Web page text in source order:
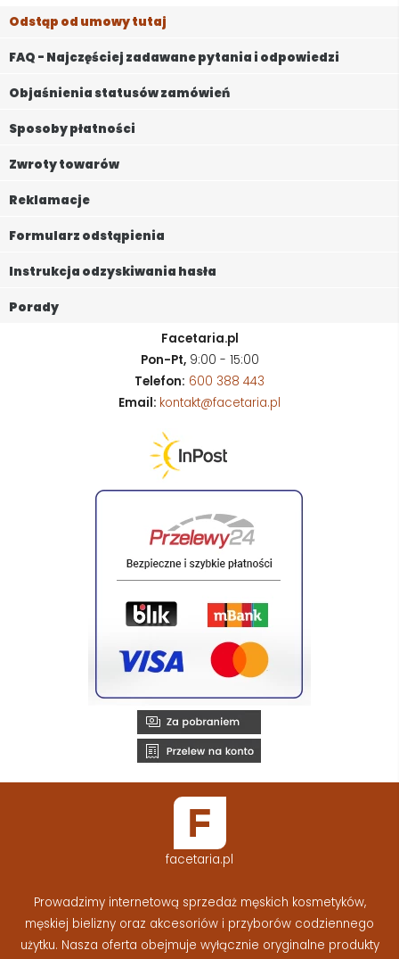
Odstąp od umowy tutaj
FAQ - Najczęściej zadawane pytania i odpowiedzi
Objaśnienia statusów zamówień
Sposoby płatności
Zwroty towarów
Reklamacje
Formularz odstąpienia
Instrukcja odzyskiwania hasła
Porady
Facetaria.pl
Pon-Pt,9:00 - 15:00
Telefon: 600 388 443
Email: kontakt@facetaria.pl
facetaria.pl
Prowadzimy internetową sprzedaż męskich kosmetyków,
męskiej bielizny oraz akcesoriów i przyborów codziennego
użytku. Nasza oferta obejmuje wyłącznie oryginalne produkty